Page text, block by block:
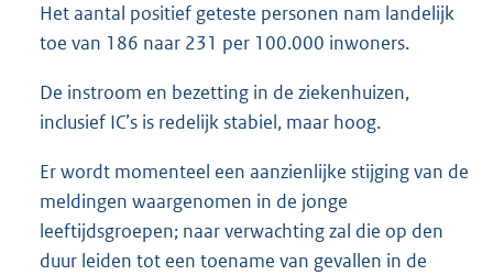
Het aantal positief geteste personen nam landelijk
toe van 186 naar 231 per 100.000 inwoners.
De instroom en bezetting in de ziekenhuizen,
inclusief IC’s is redelijk stabiel, maar hoog.
Er wordt momenteel een aanzienlijke stijging van de
meldingen waargenomen in de jonge
leeftijdsgroepen; naar verwachting zal die op den
duur leiden tot een toename van gevallen in de